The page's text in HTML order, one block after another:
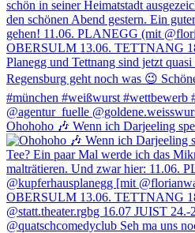
Ohohoho 🎶 Wenn ich Darjeeling